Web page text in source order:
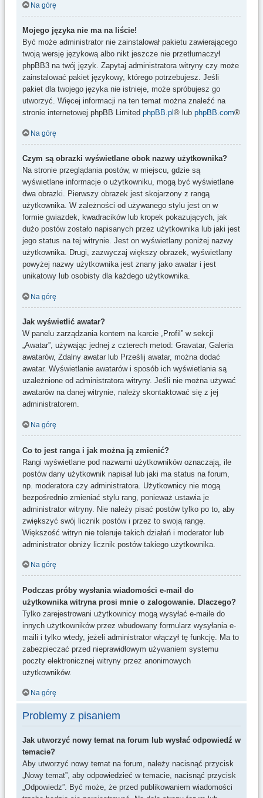
Na górę
Mojego języka nie ma na liście!
Być może administrator nie zainstalował pakietu zawierającego
twoją wersję językową albo nikt jeszcze nie przetłumaczył
phpBB3 na twój język. Zapytaj administratora witryny czy może
zainstalować pakiet językowy, którego potrzebujesz. Jeśli
pakiet dla twojego języka nie istnieje, może spróbujesz go
utworzyć. Więcej informacji na ten temat można znaleźć na
stronie internetowej phpBB Limited phpBB.pl ® lub phpBB.com®
Na górę
Czym są obrazki wyświetlane obok nazwy użytkownika?
Na stronie przeglądania postów, w miejscu, gdzie są
wyświetlane informacje o użytkowniku, mogą być wyświetlane
dwa obrazki. Pierwszy obrazek jest skojarzony z rangą
użytkownika. W zależności od używanego stylu jest on w
formie gwiazdek, kwadracików lub kropek pokazujących, jak
dużo postów zostało napisanych przez użytkownika lub jaki jest
jego status na tej witrynie. Jest on wyświetlany poniżej nazwy
użytkownika. Drugi, zazwyczaj większy obrazek, wyświetlany
powyżej nazwy użytkownika jest znany jako awatar i jest
unikatowy lub osobisty dla każdego użytkownika.
Na górę
Jak wyświetlić awatar?
W panelu zarządzania kontem na karcie „Profil” w sekcji
„Awatar”, używając jednej z czterech metod: Gravatar, Galeria
awatarów, Zdalny awatar lub Prześlij awatar, można dodać
awatar. Wyświetlanie awatarów i sposób ich wyświetlania są
uzależnione od administratora witryny. Jeśli nie można używać
awatarów na danej witrynie, należy skontaktować się z jej
administratorem.
Na górę
Co to jest ranga i jak można ją zmienić?
Rangi wyświetlane pod nazwami użytkowników oznaczają, ile
postów dany użytkownik napisał lub jaki ma status na forum,
np. moderatora czy administratora. Użytkownicy nie mogą
bezpośrednio zmieniać stylu rang, ponieważ ustawia je
administrator witryny. Nie należy pisać postów tylko po to, aby
zwiększyć swój licznik postów i przez to swoją rangę.
Większość witryn nie toleruje takich działań i moderator lub
administrator obniży licznik postów takiego użytkownika.
Na górę
Podczas próby wysłania wiadomości e-mail do
użytkownika witryna prosi mnie o zalogowanie. Dlaczego?
Tylko zarejestrowani użytkownicy mogą wysyłać e-maile do
innych użytkowników przez wbudowany formularz wysyłania e-
maili i tylko wtedy, jeżeli administrator włączył tę funkcję. Ma to
zabezpieczać przed nieprawidłowym używaniem systemu
poczty elektronicznej witryny przez anonimowych
użytkowników.
Na górę
Problemy z pisaniem
Jak utworzyć nowy temat na forum lub wysłać odpowiedź w
temacie?
Aby utworzyć nowy temat na forum, należy nacisnąć przycisk
„Nowy temat”, aby odpowiedzieć w temacie, nacisnąć przycisk
„Odpowiedz”. Być może, że przed publikowaniem wiadomości